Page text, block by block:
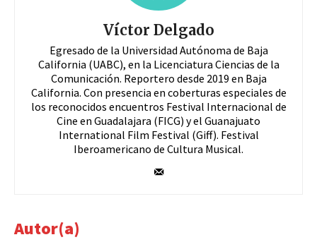
Víctor Delgado
Egresado de la Universidad Autónoma de Baja
California (UABC), en la Licenciatura Ciencias de la
Comunicación. Reportero desde 2019 en Baja
California. Con presencia en coberturas especiales de
los reconocidos encuentros Festival Internacional de
Cine en Guadalajara (FICG) y el Guanajuato
International Film Festival (Giff). Festival
Iberoamericano de Cultura Musical.
Autor(a)